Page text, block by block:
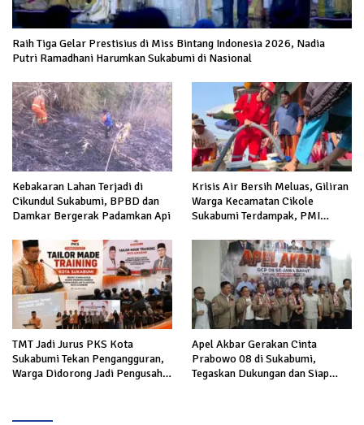
Raih Tiga Gelar Prestisius di Miss Bintang Indonesia 2026, Nadia
Putri Ramadhani Harumkan Sukabumi di Nasional
Kebakaran Lahan Terjadi di
Cikundul Sukabumi, BPBD dan
Damkar Bergerak Padamkan Api
Krisis Air Bersih Meluas, Giliran
Warga Kecamatan Cikole
Sukabumi Terdampak, PMI
TMT Jadi Jurus PKS Kota
Sukabumi Tekan Pengangguran,
Warga Didorong Jadi Pengusaha
Apel Akbar Gerakan Cinta
Prabowo 08 di Sukabumi,
Tegaskan Dukungan dan Siap